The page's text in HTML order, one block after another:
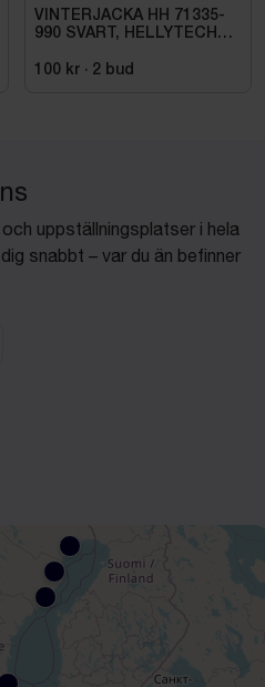
VINTERJACKA HH 71335-
990 SVART, HELLYTECH
100 kr · 2 bud
uppställningsplatser i hela
snabbt – var du än befinner